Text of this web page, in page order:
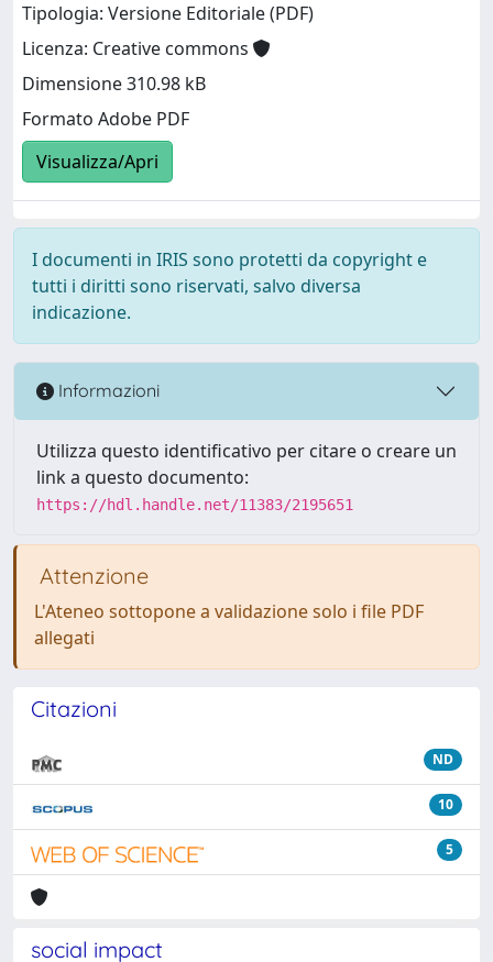
Tipologia: Versione Editoriale (PDF)
Licenza: Creative commons
Dimensione 310.98 kB
Formato Adobe PDF
Visualizza/Apri
I documenti in IRIS sono protetti da copyright e
tutti i diritti sono riservati, salvo diversa
indicazione.
Informazioni
Utilizza questo identificativo per citare o creare un
link a questo documento:
https://hdl.handle.net/11383/2195651
Attenzione
L'Ateneo sottopone a validazione solo i file PDF
allegati
Citazioni
ND
10
5
social impact